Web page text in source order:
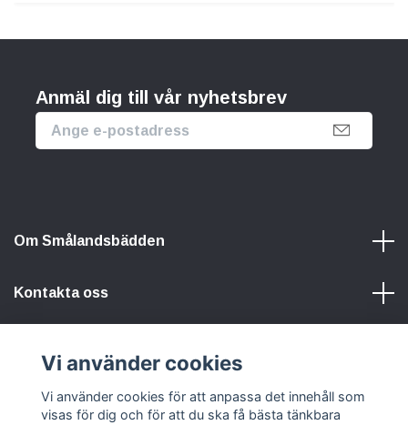
Anmäl dig till vår nyhetsbrev
Om Smålandsbädden
Kontakta oss
Sociala medier
Vi använder cookies
Vi använder cookies för att anpassa det innehåll som
visas för dig och för att du ska få bästa tänkbara